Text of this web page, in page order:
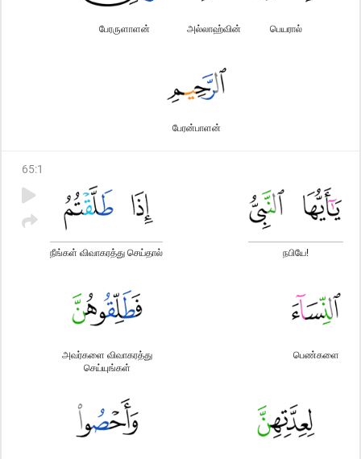
பெயரால்
அல்லாஹ்வின்
பேரருளாளன்
பேரன்பாளன்
65:1
நபியே!
நீங்கள் விவாகரத்து செய்தால்
பெண்களை
அவர்களை விவாகரத்து
செய்யுங்கள்